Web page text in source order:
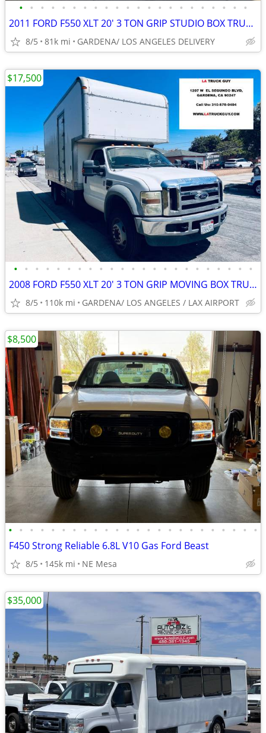
• • • • • • • • • • • • • • • • • • • • • •
2011 FORD F550 XLT 20' 3 TON GRIP STUDIO BOX TRUCK LIFTGATE 81K MILES
8/5 81k mi GARDENA/ LOS ANGELES DELIVERY
• • • • • • • • • • • • • • • • • • • • • • •
2008 FORD F550 XLT 20' 3 TON GRIP MOVING BOX TRUCK LARGE LIFTGATE
8/5 110k mi GARDENA/ LOS ANGELES / LAX AIRPORT
$17,500
• • • • • • • • • • • • • • • • • • • • • • • •
F450 Strong Reliable 6.8L V10 Gas Ford Beast
8/5 145k mi NE Mesa
$8,500
$35,000